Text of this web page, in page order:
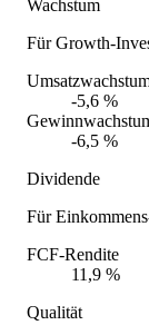
Wachstum
Für Growth-
-5,6 %
-6,5 %
Dividende
Für
FCF-Rendite
11,9 %
Qualität